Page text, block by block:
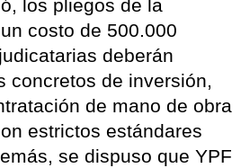
los pliegos de la
costo de 500.000
deberán
concretos de inversión,
de mano de obra
estrictos estándares
se dispuso que YPF